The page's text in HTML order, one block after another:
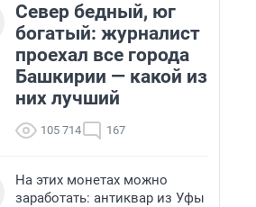
Север бедный, юг
богатый: журналист
проехал все города
Башкирии — какой из
них лучший
105 714 167
На этих монетах можно
заработать: антиквар из Уфы